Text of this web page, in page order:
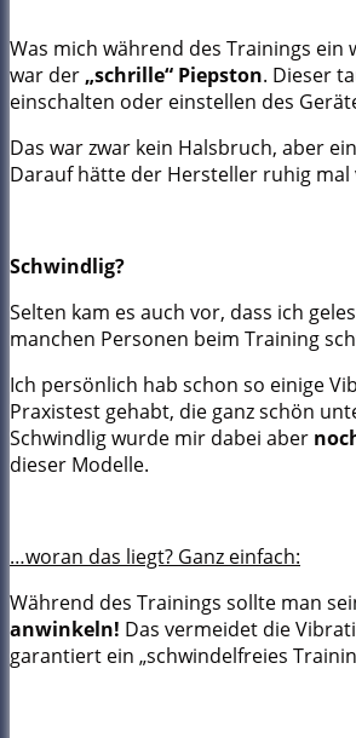
Was mich während des Trainings ein
war der „schrille“ Piepston. Dieser
einschalten oder einstellen des
Das war zwar kein Halsbruch, aber
Darauf hätte der Hersteller ruhig mal
Schwindlig?
Selten kam es auch vor, dass ich
manchen Personen beim Training
Ich persönlich hab schon so einige
Praxistest gehabt, die ganz schön
Schwindlig wurde mir dabei aber
dieser Modelle.
…woran das liegt? Ganz einfach:
Während des Trainings sollte man
anwinkeln! Das vermeidet die
garantiert ein „schwindelfreies